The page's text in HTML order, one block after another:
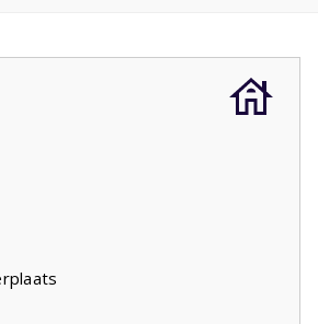
en oven. Aangrenzend
met onder andere een
over comfortabele zitplaatsen,
zenders
drie ruime
Eén slaapkamer heeft twee
personen, de tweede slaapkamer
en de
badkamer ensuite. Daarnaast zijn